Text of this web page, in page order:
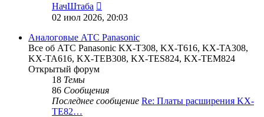
НачШтаба
последнему
сообщению
02 июл 2026, 20:03
Аналоговые АТС Panasonic
Все об АТС Panasonic KX-T308, KX-T616, KX-TA308,
KX-TA616, KX-TEB308, KX-TES824, KX-TEM824
Открытый форум
18 Темы
86 Сообщения
Последнее сообщение Re: Платы расширения KX-
TE82…